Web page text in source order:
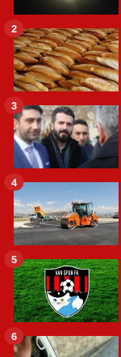
2
3
4
5
6